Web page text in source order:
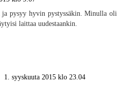
ja pysyy hyvin pystyssäkin. Minulla oli
laittaa uudestaankin.
1. syyskuuta 2015 klo 23.04